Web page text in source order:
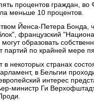
процентов граждан, во
меньше 10 процентов.
Йенса-Петера Бонда,
французский
образовать
по крайней мере
некоторых странах
в Бельгии
интерес
министр Ги